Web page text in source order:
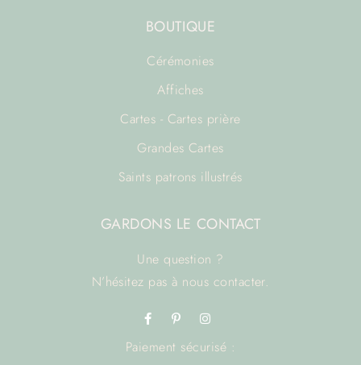
BOUTIQUE
Cérémonies
Affiches
Cartes - Cartes prière
Grandes Cartes
Saints patrons illustrés
GARDONS LE CONTACT
Une question ?
N’hésitez pas à nous contacter.
Paiement sécurisé :